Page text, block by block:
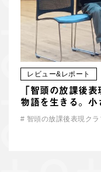
レビュー&レポート
「智頭の放課後
物語を生きる。
# 智頭の放課後表現クラ